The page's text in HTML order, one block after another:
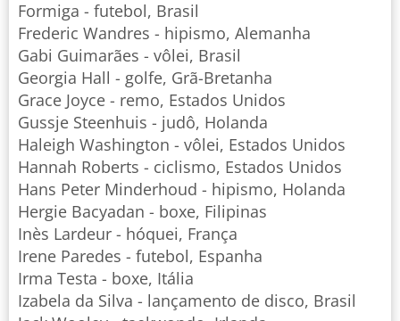
Formiga - futebol, Brasil
Frederic Wandres - hipismo, Alemanha
Gabi Guimarães - vôlei, Brasil
Georgia Hall - golfe, Grã-Bretanha
Grace Joyce - remo, Estados Unidos
Gussje Steenhuis - judô, Holanda
Haleigh Washington - vôlei, Estados Unidos
Hannah Roberts - ciclismo, Estados Unidos
Hans Peter Minderhoud - hipismo, Holanda
Hergie Bacyadan - boxe, Filipinas
Inès Lardeur - hóquei, França
Irene Paredes - futebol, Espanha
Irma Testa - boxe, Itália
Izabela da Silva - lançamento de disco, Brasil